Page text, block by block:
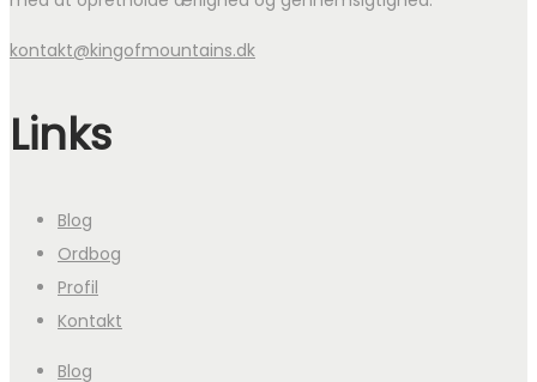
kontakt@kingofmountains.dk
Links
Blog
Ordbog
Profil
Kontakt
Blog